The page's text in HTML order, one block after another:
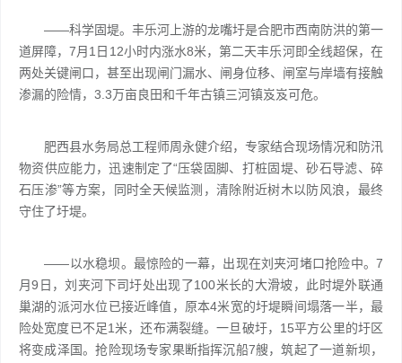
——科学固堤。丰乐河上游的龙嘴圩是合肥市西南防洪的第一
道屏障，7月1日12小时内涨水8米，第二天丰乐河即全线超保，在
两处关键闸口，甚至出现闸门漏水、闸身位移、闸室与岸墙有接触
渗漏的险情，3.3万亩良田和千年古镇三河镇岌岌可危。
肥西县水务局总工程师周永健介绍，专家结合现场情况和防汛
物资供应能力，迅速制定了“压袋固脚、打桩固堤、砂石导滤、碎
石压渗”等方案，同时全天候监测，清除附近树木以防风浪，最终
守住了圩堤。
——以水稳坝。最惊险的一幕，出现在刘夹河堵口抢险中。7
月9日，刘夹河下司圩处出现了100米长的大滑坡，此时堤外联通
巢湖的派河水位已接近峰值，原本4米宽的圩堤瞬间塌落一半，最
险处宽度已不足1米，还布满裂缝。一旦破圩，15平方公里的圩区
将变成泽国。抢险现场专家果断指挥沉船7艘，筑起了一道新坝，